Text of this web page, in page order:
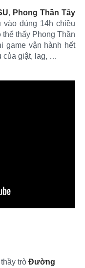
, Phong Thần Tây
vào đúng 14h chiều
thấy Phong Thần
game vận hành hết
của giật, lag, …
trò Đường